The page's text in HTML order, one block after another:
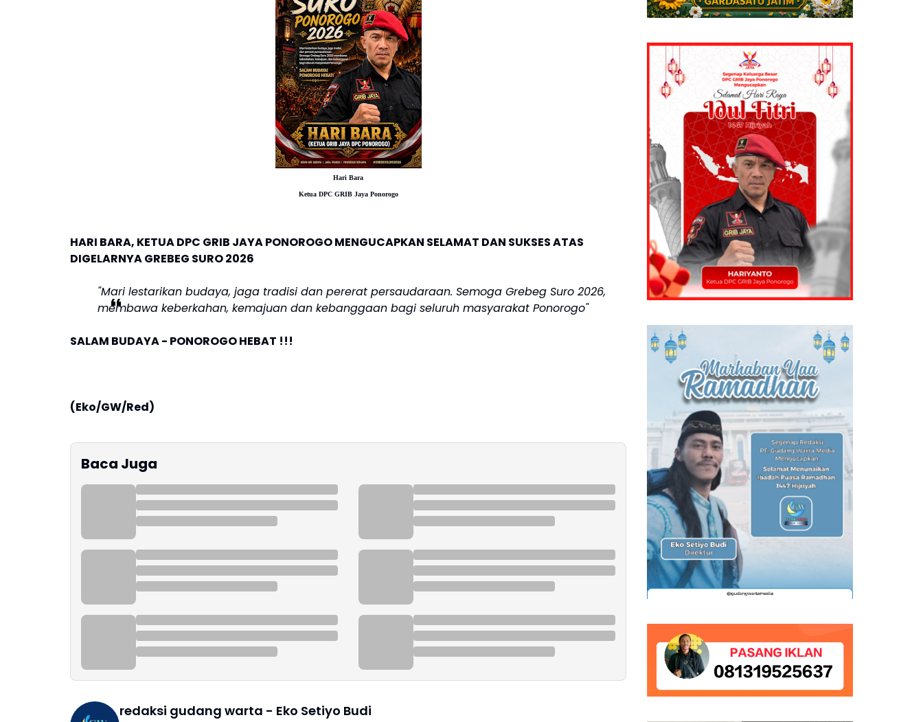
Hari Bara
Ketua DPC GRIB Jaya Ponorogo
HARI BARA, KETUA DPC GRIB JAYA PONOROGO MENGUCAPKAN SELAMAT DAN SUKSES ATAS
DIGELARNYA GREBEG SURO 2026
"Mari lestarikan budaya, jaga tradisi dan pererat persaudaraan. Semoga Grebeg Suro 2026,
membawa keberkahan, kemajuan dan kebanggaan bagi seluruh masyarakat Ponorogo"
SALAM BUDAYA - PONOROGO HEBAT !!!
(Eko/GW/Red)
Baca Juga
redaksi gudang warta - Eko Setiyo Budi